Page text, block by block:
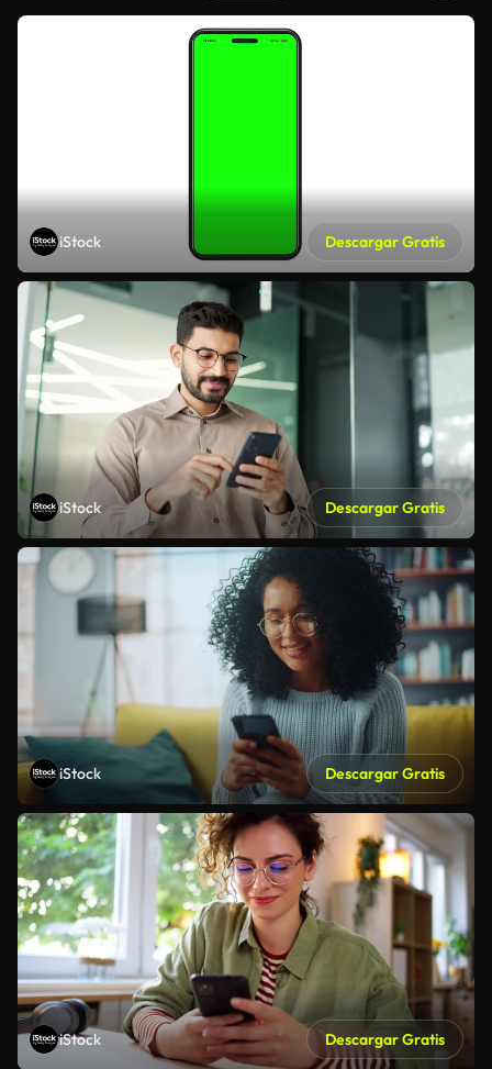
iStock Descargar Gratis
iStock Descargar Gratis
iStock Descargar Gratis
iStock Descargar Gratis